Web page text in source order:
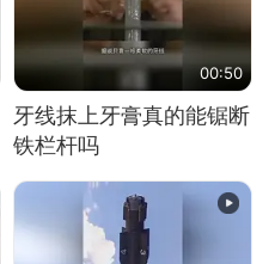
00:50
牙线抹上牙膏真的能锯断
铁栏杆吗